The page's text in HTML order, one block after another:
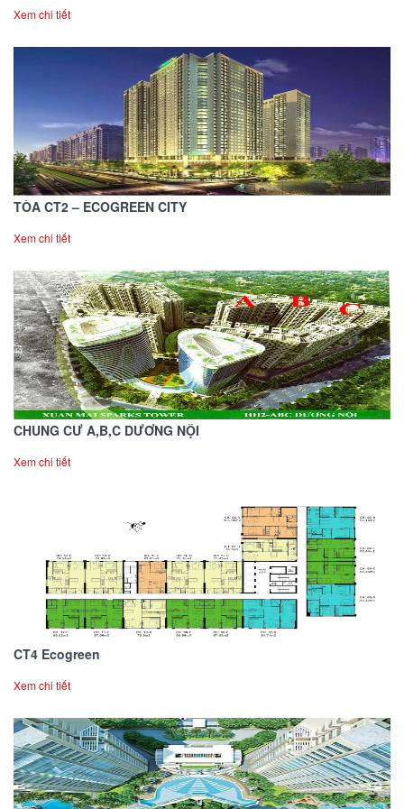
Xem chi tiết
TÒA CT2 – ECOGREEN CITY
Xem chi tiết
CHUNG CƯ A,B,C DƯƠNG NỘI
Xem chi tiết
CT4 Ecogreen
Xem chi tiết